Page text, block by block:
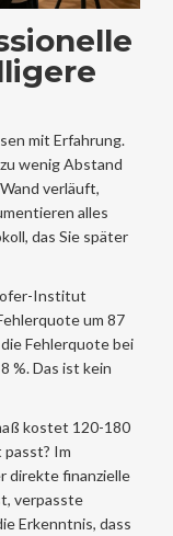
mit Erfahrung.
wenig Abstand
verläuft,
alles
das Sie später
Institut
um 87
Fehlerquote bei
%. Das ist kein
kostet 120-180
Im
direkte finanzielle
verpasste
Erkenntnis, dass